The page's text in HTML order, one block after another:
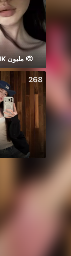
مبروك44BlNK مليون 🫡
268
BB